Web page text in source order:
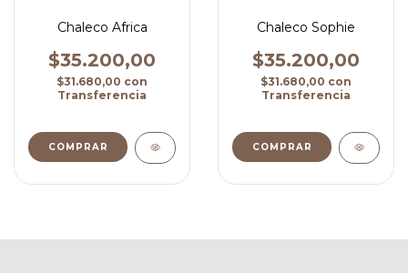
Chaleco Africa
$35.200,00
$31.680,00 con
Transferencia
COMPRAR
Chaleco Sophie
$35.200,00
$31.680,00 con
Transferencia
COMPRAR